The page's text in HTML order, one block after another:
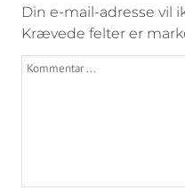
Din e-mail-adresse vil
Krævede felter er